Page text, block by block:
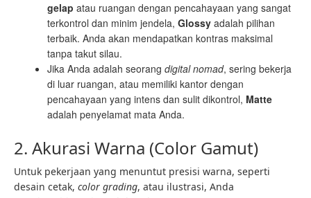
gelap atau ruangan dengan pencahayaan yang sangat
terkontrol dan minim jendela, Glossy adalah pilihan
terbaik. Anda akan mendapatkan kontras maksimal
tanpa takut silau.
Jika Anda adalah seorang digital nomad, sering bekerja
di luar ruangan, atau memiliki kantor dengan
pencahayaan yang intens dan sulit dikontrol, Matte
adalah penyelamat mata Anda.
2. Akurasi Warna (Color Gamut)
Untuk pekerjaan yang menuntut presisi warna, seperti
desain cetak, color grading, atau ilustrasi, Anda